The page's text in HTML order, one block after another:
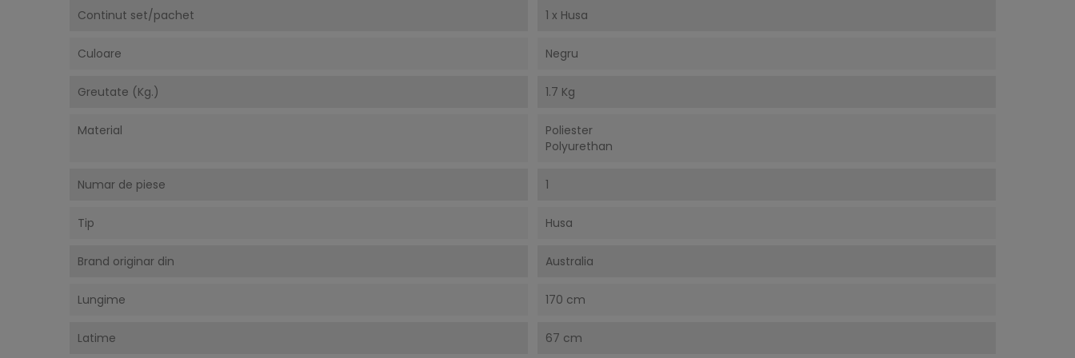
Continut set/pachet 1 x Husa
Culoare Negru
Greutate (Kg.) 1.7 Kg
Material
Poliester
Polyurethan
Numar de piese 1
Tip Husa
Brand originar din Australia
Lungime 170 cm
Latime 67 cm